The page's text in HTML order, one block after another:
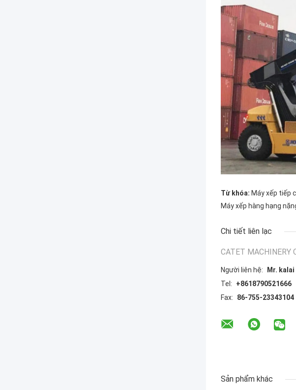
Từ khóa: Máy xếp tiếp
Máy xếp hàng hạng
Chi tiết liên lạc
CATET MACHINERY
Người liên hệ:
Mr. kalai
Tel:
+8618790521666
Fax:
86-755-23343104
Sản phẩm khác